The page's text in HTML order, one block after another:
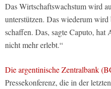
Das Wirtschaftswachstum wird
unterstützen. Das wiederum wird
schaffen. Das, sagte Caputo, hat
nicht mehr erlebt.“
Die argentinische Zentralbank
Pressekonferenz, die in der